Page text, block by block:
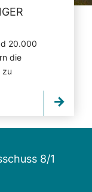
20.000
die
zu
8/1